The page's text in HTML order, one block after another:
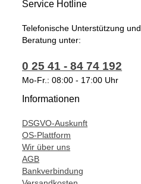
Service Hotline
Telefonische Unterstützung und
Beratung unter:
0 25 41 - 84 74 192
Mo-Fr.: 08:00 - 17:00 Uhr
Informationen
DSGVO-Auskunft
OS-Plattform
Wir über uns
AGB
Bankverbindung